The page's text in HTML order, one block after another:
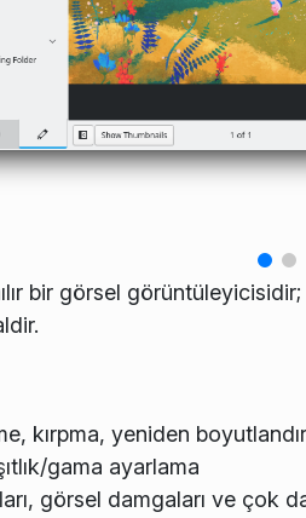
bir görsel
kırpma, yeniden
gama ayarlama
görsel damgaları ve çok